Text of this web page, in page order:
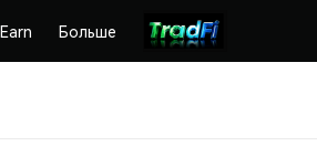
Earn Больше